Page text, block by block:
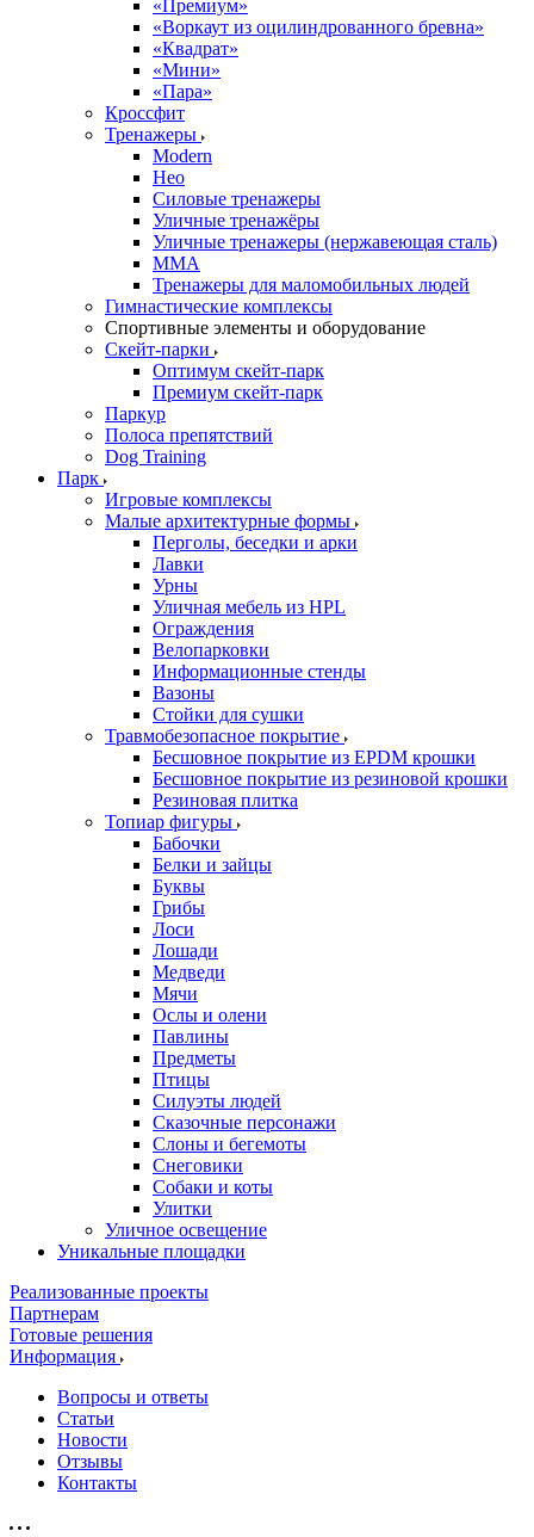
«Премиум»
«Воркаут из оцилиндрованного бревна»
«Квадрат»
«Мини»
«Пара»
Кроссфит
Тренажеры
Modern
Нео
Силовые тренажеры
Уличные тренажёры
Уличные тренажеры (нержавеющая сталь)
ММА
Тренажеры для маломобильных людей
Гимнастические комплексы
Спортивные элементы и оборудование
Скейт-парки
Оптимум скейт-парк
Премиум скейт-парк
Паркур
Полоса препятствий
Dog Training
Парк
Игровые комплексы
Малые архитектурные формы
Перголы, беседки и арки
Лавки
Урны
Уличная мебель из HPL
Ограждения
Велопарковки
Информационные стенды
Вазоны
Стойки для сушки
Травмобезопасное покрытие
Бесшовное покрытие из EPDM крошки
Бесшовное покрытие из резиновой крошки
Резиновая плитка
Топиар фигуры
Бабочки
Белки и зайцы
Буквы
Грибы
Лоси
Лошади
Медведи
Мячи
Ослы и олени
Павлины
Предметы
Птицы
Силуэты людей
Сказочные персонажи
Слоны и бегемоты
Снеговики
Собаки и коты
Улитки
Уличное освещение
Уникальные площадки
Реализованные проекты
Партнерам
Готовые решения
Информация
Вопросы и ответы
Статьи
Новости
Отзывы
Контакты